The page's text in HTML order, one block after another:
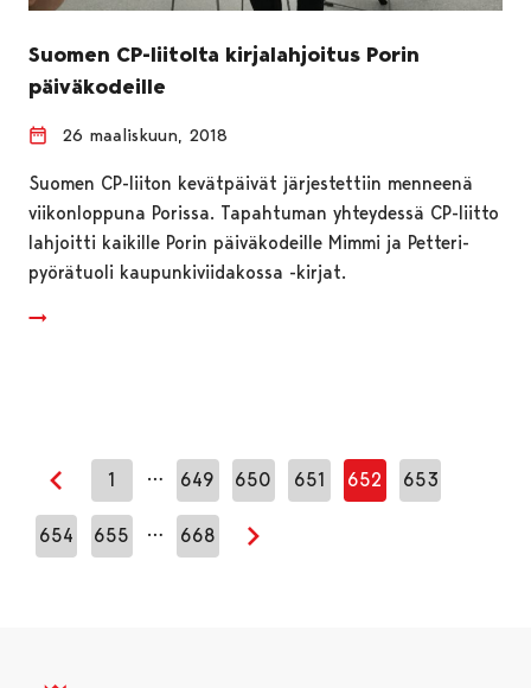
Suomen CP-liitolta kirjalahjoitus Porin
päiväkodeille
26 maaliskuun, 2018
Suomen CP-liiton kevätpäivät järjestettiin menneenä
viikonloppuna Porissa. Tapahtuman yhteydessä CP-liitto
lahjoitti kaikille Porin päiväkodeille Mimmi ja Petteri-
pyörätuoli kaupunkiviidakossa -kirjat.
Edellinen sivu
1 … 649 650 651 652 653
654 655 … 668
Seuraava sivu